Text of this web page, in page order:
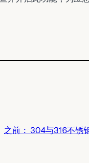
之前： 304与316不锈